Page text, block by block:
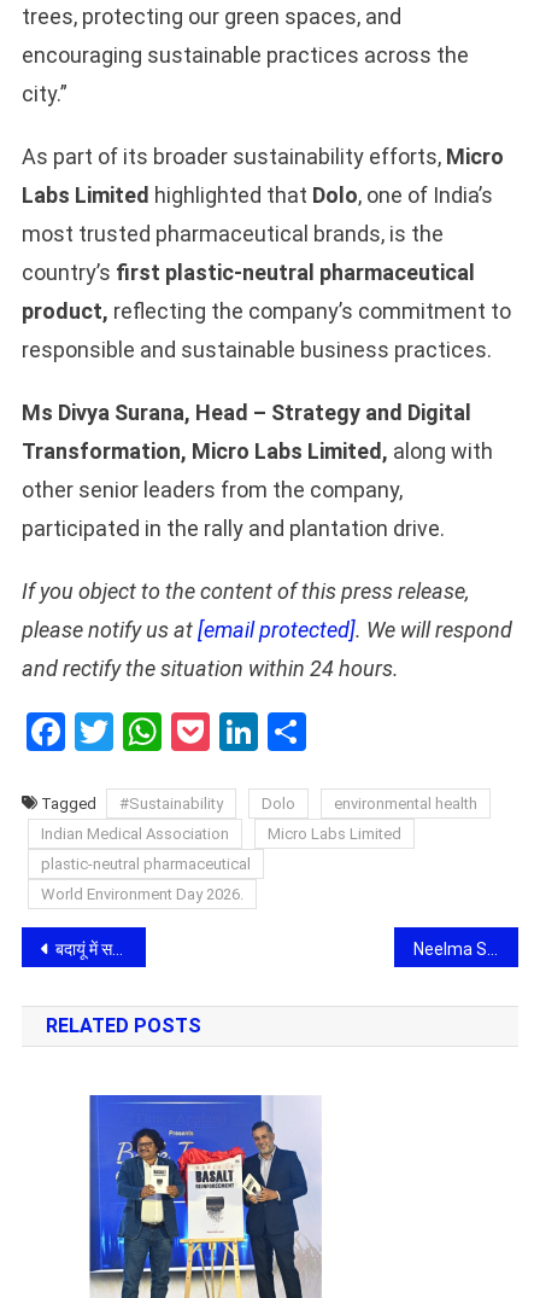
trees, protecting our green spaces, and
encouraging sustainable practices across the
city.”
As part of its broader sustainability efforts, Micro
Labs Limited highlighted that Dolo, one of India’s
most trusted pharmaceutical brands, is the
country’s first plastic-neutral pharmaceutical
product, reflecting the company’s commitment to
responsible and sustainable business practices.
Ms Divya Surana, Head – Strategy and Digital
Transformation, Micro Labs Limited, along with
other senior leaders from the company,
participated in the rally and plantation drive.
If you object to the content of this press release,
please notify us at[email protected]. We will respond
and rectify the situation within 24 hours.
Facebook
Twitter
WhatsApp
PocketLinkedIn
Tagged #Sustainability Dolo
environmental health
Indian Medical Association
Micro Labs Limited
plastic-neutral pharmaceutical
World Environment Day 2026.
Post
navigation
बदायूं में सनसनी: कोर्ट सुरक्षा में तैनात दरोगा का शव कमरे में संदिग्ध हाल में मिला, सुसाइड की आशंका Neelma Sharma: Inspiring Women to Step Into Their Power at Mrs India Queen Official – Pehchan Meri 2026
RELATED POSTS